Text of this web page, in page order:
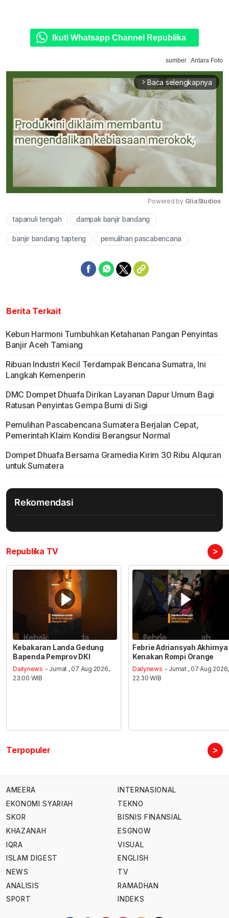
Ikuti Whatsapp Channel Republika
sumber : Antara Foto
arrow_forward_ios Baca selengkapnya
Powered by GliaStudios
tapanuli tengah dampak banjir bandang
banjir bandang tapteng pemulihan pascabencana
Berita Terkait
Kebun Harmoni Tumbuhkan Ketahanan Pangan Penyintas
Banjir Aceh Tamiang
Ribuan Industri Kecil Terdampak Bencana Sumatra, Ini
Langkah Kemenperin
DMC Dompet Dhuafa Dirikan Layanan Dapur Umum Bagi
Ratusan Penyintas Gempa Bumi di Sigi
Pemulihan Pascabencana Sumatera Berjalan Cepat,
Pemerintah Klaim Kondisi Berangsur Normal
Dompet Dhuafa Bersama Gramedia Kirim 30 Ribu Alquran
untuk Sumatera
Rekomendasi
Republika TV >
Kebakaran Landa Gedung
Bapenda Pemprov DKI
Dailynews - Jumat , 07 Aug 2026,
23:00 WIB
Febrie Adriansyah Akhirnya
Kenakan Rompi Orange
Dailynews - Jumat , 07 Aug 2026,
22:30 WIB
Terpopuler >
AMEERA
EKONOMI SYARIAH
SKOR
KHAZANAH
IQRA
ISLAM DIGEST
NEWS
ANALISIS
SPORT
INTERNASIONAL
TEKNO
BISNIS FINANSIAL
ESGNOW
VISUAL
ENGLISH
TV
RAMADHAN
INDEKS